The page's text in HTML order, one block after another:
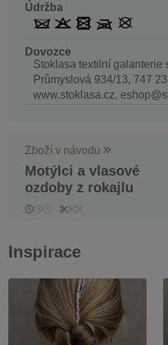
Údržba
Dovozce
Stoklasa textilní galanterie
Průmyslová 934/13, 747
www.stoklasa.cz,
Zboží v návodu
Motýlci a vlasové
ozdoby z rokajlu
Inspirace